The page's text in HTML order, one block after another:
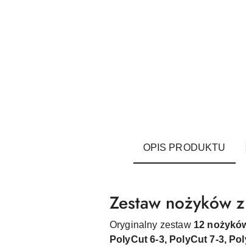
OPIS PRODUKTU
Zestaw nożyków
Oryginalny zestaw 12
PolyCut 6-3, PolyCut 7-3,